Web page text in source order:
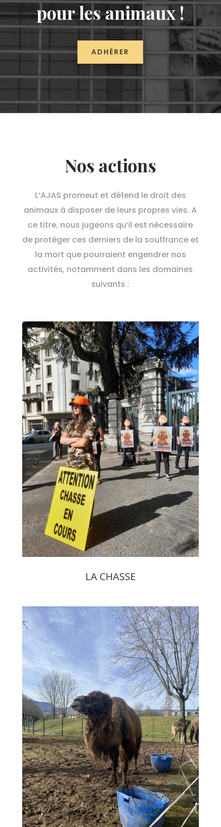
pour les animaux !
ADHÉRER
Nos actions
L’AJAS promeut et défend le droit des
animaux à disposer de leurs propres vies. A
ce titre, nous jugeons qu’il est nécessaire
de protéger ces derniers de la souffrance et
la mort que pourraient engendrer nos
activités, notamment dans les domaines
suivants :
LA CHASSE